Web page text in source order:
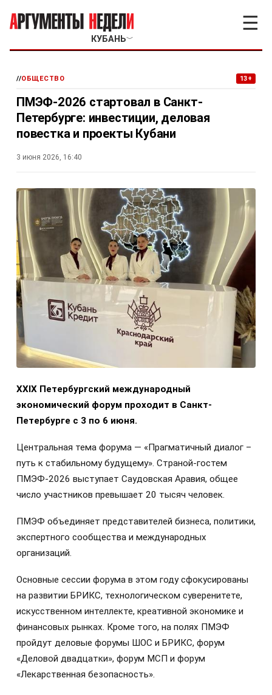
КУБАНЬ﹀
☰
//ОБЩЕСТВО 13+
ПМЭФ-2026 стартовал в Санкт-
Петербурге: инвестиции, деловая
повестка и проекты Кубани
3 июня 2026, 16:40
XXIX Петербургский международный
экономический форум проходит в Санкт-
Петербурге с 3 по 6 июня.
Центральная тема форума — «Прагматичный диалог –
путь к стабильному будущему». Страной-гостем
ПМЭФ-2026 выступает Саудовская Аравия, общее
число участников превышает 20 тысяч человек.
ПМЭФ объединяет представителей бизнеса, политики,
экспертного сообщества и международных
организаций.
Основные сессии форума в этом году сфокусированы
на развитии БРИКС, технологическом суверенитете,
искусственном интеллекте, креативной экономике и
финансовых рынках. Кроме того, на полях ПМЭФ
пройдут деловые форумы ШОС и БРИКС, форум
«Деловой двадцатки», форум МСП и форум
«Лекарственная безопасность».